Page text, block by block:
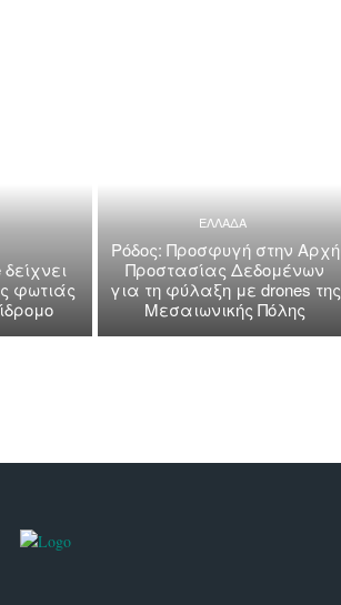
φωτιάς
ΕΛΛΑΔΑ
Ρόδος: Προσφυγή στην Αρχή
Προστασίας Δεδομένων
για τη φύλαξη με drones της
Μεσαιωνικής Πόλης